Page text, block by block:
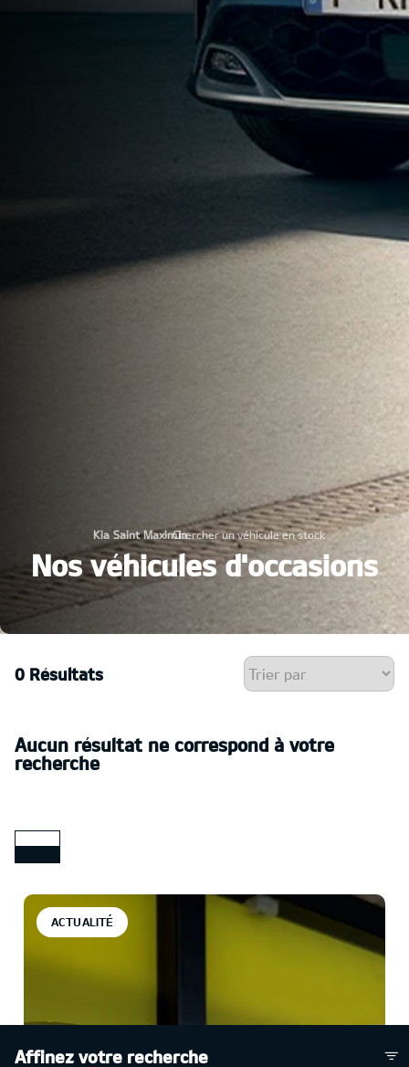
Kia Saint Maximin
›
Chercher un véhicule en stock
Nos véhicules d'occasions
Affinez votre recherche
0 Résultats
Aucun résultat ne correspond à votre
recherche
ACTUALITÉ